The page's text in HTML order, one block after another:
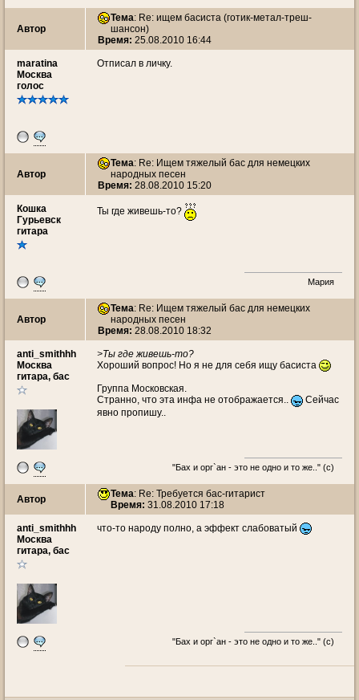
Автор
Тема: Re: ищем басиста (готик-метал-треш-
шансон)
Время: 25.08.2010 16:44
maratina
Москва
голос
Отписал в личку.
Автор
Тема: Re: Ищем тяжелый бас для немецких
народных песен
Время: 28.08.2010 15:20
Кошка
Гурьевск
гитара
Ты где живешь-то?
Мария
Автор
Тема: Re: Ищем тяжелый бас для немецких
народных песен
Время: 28.08.2010 18:32
anti_smithhh
Москва
гитара, бас
>Ты где живешь-то?
Хороший вопрос! Но я не для себя ищу басиста
Группа Московская.
Странно, что эта инфа не отображается..
Сейчас
явно пропишу..
"Бах и орг`ан - это не одно и то же.." (c)
Автор Тема: Re: Требуется бас-гитарист
Время: 31.08.2010 17:18
anti_smithhh
Москва
гитара, бас
что-то народу полно, а эффект слабоватый
"Бах и орг`ан - это не одно и то же.." (c)